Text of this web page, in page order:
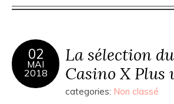
02
MAI
2018
La sélection
Casino X Plus
categories: Non classé